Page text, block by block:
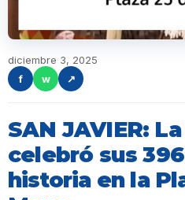
diciembre 3, 2025
f
w ↗
SAN JAVIER:
celebró sus
historia en la